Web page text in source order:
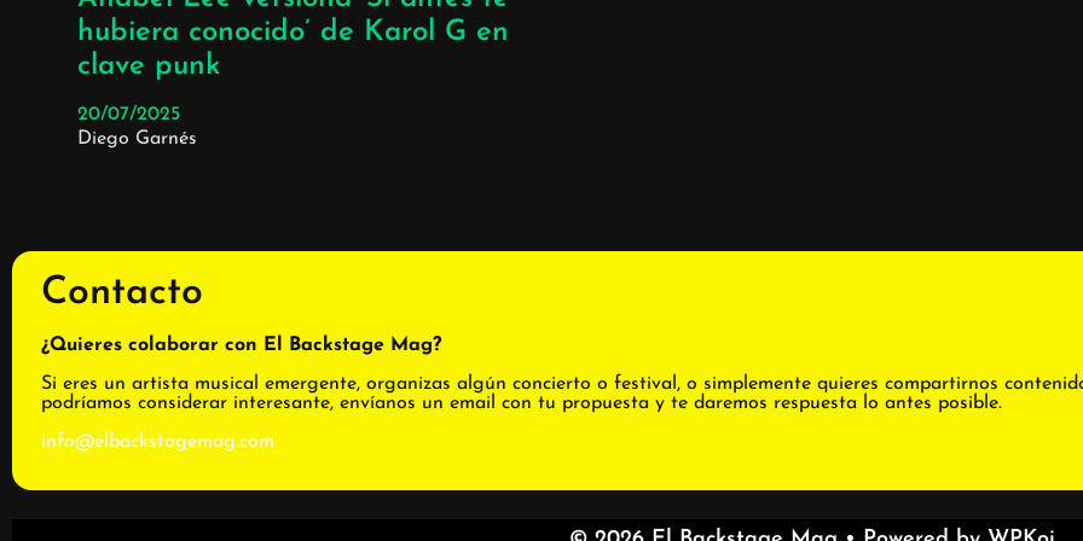
hubiera conocido’ de Karol G en
clave punk
20/07/2025
Diego Garnés
Contacto
¿Quieres colaborar con El Backstage Mag?
Si eres un artista musical emergente, organizas algún concierto o festival, o simplemente quieres compartirnos
podríamos considerar interesante, envíanos un email con tu propuesta y te daremos respuesta lo antes posible.
info@elbackstagemag.com